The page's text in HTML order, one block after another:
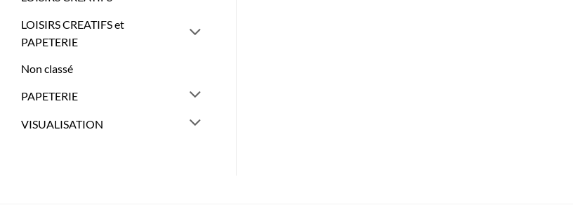
LOISIRS CREATIFS et
PAPETERIE
Non classé
PAPETERIE
VISUALISATION